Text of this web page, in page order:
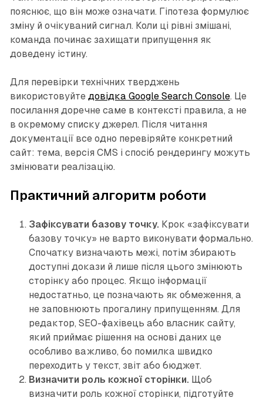
пояснює, що він може означати. Гіпотеза формулює
зміну й очікуваний сигнал. Коли ці рівні змішані,
команда починає захищати припущення як
доведену істину.
Для перевірки технічних тверджень
використовуйте довідка Google Search Console. Це
посилання доречне саме в контексті правила, а не
в окремому списку джерел. Після читання
документації все одно перевіряйте конкретний
сайт: тема, версія CMS і спосіб рендерингу можуть
змінювати реалізацію.
Практичний алгоритм роботи
Зафіксувати базову точку. Крок «зафіксувати
базову точку» не варто виконувати формально.
Спочатку визначають межі, потім збирають
доступні докази й лише після цього змінюють
сторінку або процес. Якщо інформації
недостатньо, це позначають як обмеження, а
не заповнюють прогалину припущенням. Для
редактор, SEO-фахівець або власник сайту,
який приймає рішення на основі даних це
особливо важливо, бо помилка швидко
переходить у текст, звіт або бюджет.
Визначити роль кожної сторінки. Щоб
визначити роль кожної сторінки, підготуйте